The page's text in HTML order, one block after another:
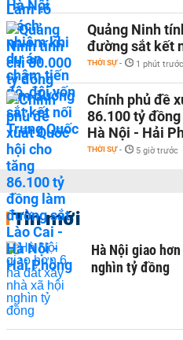
Quảng Ninh
đường sắt kết
THỜI SỰ - 1 phút trước
Chính phủ đề
86.100 tỷ
Hà Nội - Hải
THỜI SỰ - 5 giờ trước
Tin mới
Hà Nội giao
nghìn tỷ đồng